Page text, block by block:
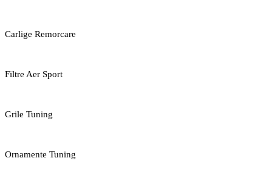
Carlige Remorcare
Filtre Aer Sport
Grile Tuning
Ornamente Tuning